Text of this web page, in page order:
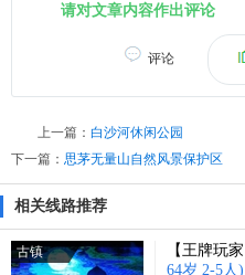
请对文章内容作出评论
评论
上一篇： 白沙河休闲公园
下一篇： 思茅无量山自然风景保护区
相关线路推荐
古镇 【王牌玩
64岁 2-5人)